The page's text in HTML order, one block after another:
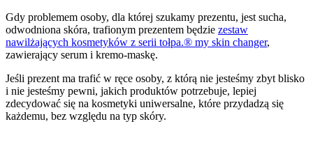
Gdy problemem osoby, dla której szukamy prezentu, jest sucha,
odwodniona skóra, trafionym prezentem będzie zestaw
nawilżających kosmetyków z serii tołpa.® my skin changer,
zawierający serum i kremo-maskę.
Jeśli prezent ma trafić w ręce osoby, z którą nie jesteśmy zbyt blisko
i nie jesteśmy pewni, jakich produktów potrzebuje, lepiej
zdecydować się na kosmetyki uniwersalne, które przydadzą się
każdemu, bez względu na typ skóry.